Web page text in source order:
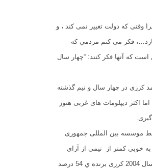
وقتی که دولت تغییر نمی کند ، و
فکر می کنم مردمي که
که آنها فکر کنند: “چهار سال
کرزی در چهار سال و نیم گذشته
اکثر دیپلومات های غربی هنوز
کشور، توسط موسسه بین المللی جمهوری
را به دست آورد، که به خوبی کمتر از نیمی از آرای
مورد نیاز برای پیروزی در دور اول انتخابات بیست اگوست می باشد. در انتخابات سال 2004 کرزی برنده ي 54 درصد